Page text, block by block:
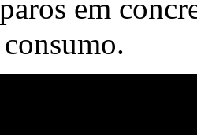
em